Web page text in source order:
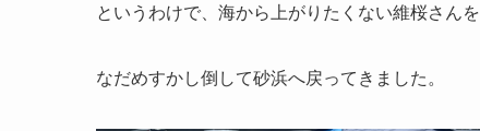
というわけで、海から上がりたくない維桜さんを
なだめすかし倒して砂浜へ戻ってきました。